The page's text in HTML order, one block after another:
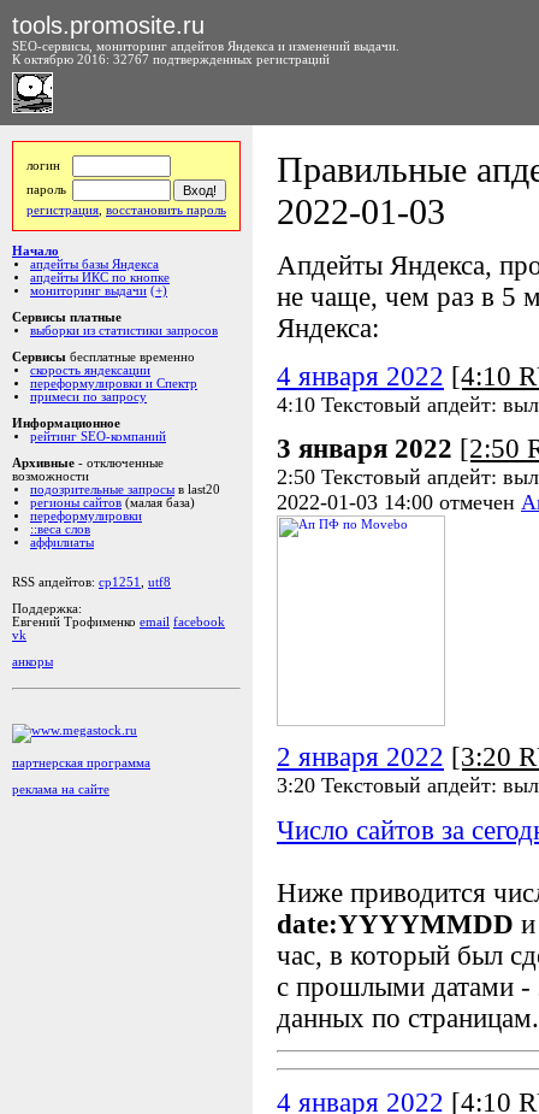
tools.promosite.ru
SEO-сервисы, мониторинг апдейтов Яндекса и изменений выдачи.
К октябрю 2016: 32767 подтвержденных регистраций
логин
пароль
регистрация восстановить пароль
Начало
апдейты базы Яндекса
апдейты ИКС по кнопке
мониторинг выдачи (+)
Сервисы платные
выборки из статистики запросов
Сервисы бесплатные временно
скорость яндексации
переформулировки и Спектр
примеси по запросу
Информационное
рейтинг SEO-компаний
Архивные - отключенные
возможности
подозрительные запросы в last20
регионы сайтов (малая база)
переформулировки
::веса слов
аффилиаты
RSS апдейтов: cp1251
utf8
Поддержка:
Евгений Трофименко email facebook
vk
анкоры
партнерская программа
реклама на сайте
Правильные
2022-01-03
Апдейты Яндекса,
не чаще, чем раз в 5
Яндекса:
4 января 2022 [4:10
4:10 Текстовый апдейт:
3 января 2022 [2:50
2:50 Текстовый апдейт:
2022-01-03 14:00 отмечен
2 января 2022 [3:20
3:20 Текстовый апдейт:
Число сайтов за
Ниже приводится
date:YYYYMMDD
час, в который был
с прошлыми датами -
данных по страницам.
4 января 2022 [4:10